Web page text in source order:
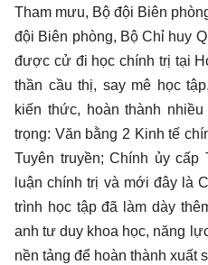
Tham mưu, Bộ đội Biên
đội Biên phòng, Bộ Chỉ huy
được cử đi học chính trị tại
thần cầu thị, say mê học
kiến thức, hoàn thành
trọng: Văn bằng 2 Kinh tế
Tuyên truyền; Chính ủy
luận chính trị và mới đây là
trình học tập đã làm dày
anh tư duy khoa học, năng
nền tảng để hoàn thành xuất